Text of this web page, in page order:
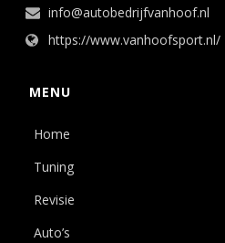
info@autobedrijfvanhoof.nl
https://www.vanhoofsport.nl/
MENU
Home
Tuning
Revisie
Auto’s